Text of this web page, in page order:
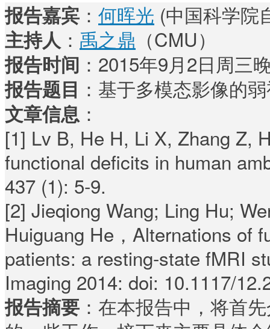
报告嘉宾 ： 何晖光 (中国科学院
主持人 ： 禹之鼎 （CMU）
报告时间 ：2015年9月2日周三
报告题目 ：基于多模态影像的
文章信息 ：
[1] Lv B, He H, Li X, Zhang Z,
functional deficits in human
437 (1): 5-9.
[2] Jieqiong Wang; Ling Hu;
Huiguang He，Alternations of
patients: a resting-state fMRI
Imaging 2014: doi: 10.1117/
报告摘要 ：在本报告中，将首